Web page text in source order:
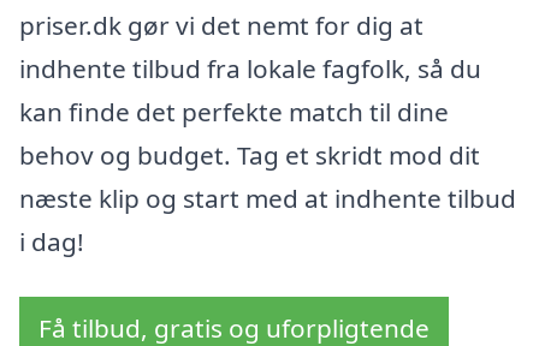
priser.dk gør vi det nemt for dig at
indhente tilbud fra lokale fagfolk, så du
kan finde det perfekte match til dine
behov og budget. Tag et skridt mod dit
næste klip og start med at indhente tilbud
i dag!
Få tilbud, gratis og uforpligtende